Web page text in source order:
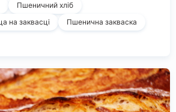
Пшеничний хліб
на заквасці
Пшенична закваска